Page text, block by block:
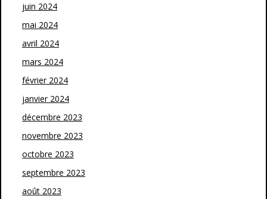
juin 2024
mai 2024
avril 2024
mars 2024
février 2024
janvier 2024
décembre 2023
novembre 2023
octobre 2023
septembre 2023
août 2023